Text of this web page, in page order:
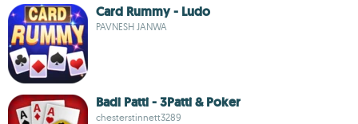
Card Rummy - Ludo
PAVNESH JANWA
Badi Patti - 3Patti & Poker
chesterstinnett3289